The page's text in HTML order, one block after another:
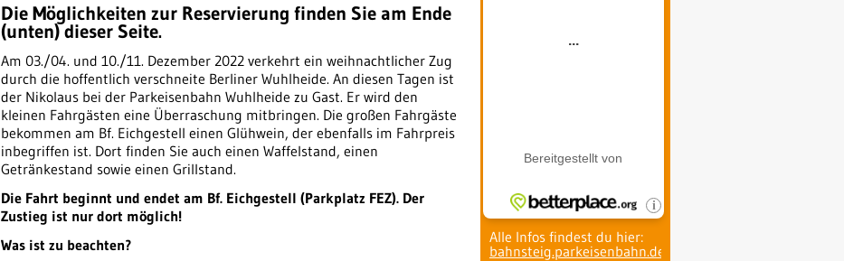
Die Möglichkeiten zur Reservierung finden Sie am Ende
(unten) dieser Seite.
Am 03./04. und 10./11. Dezember 2022 verkehrt ein weihnachtlicher Zug
durch die hoffentlich verschneite Berliner Wuhlheide. An diesen Tagen ist
der Nikolaus bei der Parkeisenbahn Wuhlheide zu Gast. Er wird den
kleinen Fahrgästen eine Überraschung mitbringen. Die großen Fahrgäste
bekommen am Bf. Eichgestell einen Glühwein, der ebenfalls im Fahrpreis
inbegriffen ist. Dort finden Sie auch einen Waffelstand, einen
Getränkestand sowie einen Grillstand.
Die Fahrt beginnt und endet am Bf. Eichgestell (Parkplatz FEZ). Der
Zustieg ist nur dort möglich!
Was ist zu beachten?
Alle Infos findest du hier:
bahnsteig.parkeisenbahn.de